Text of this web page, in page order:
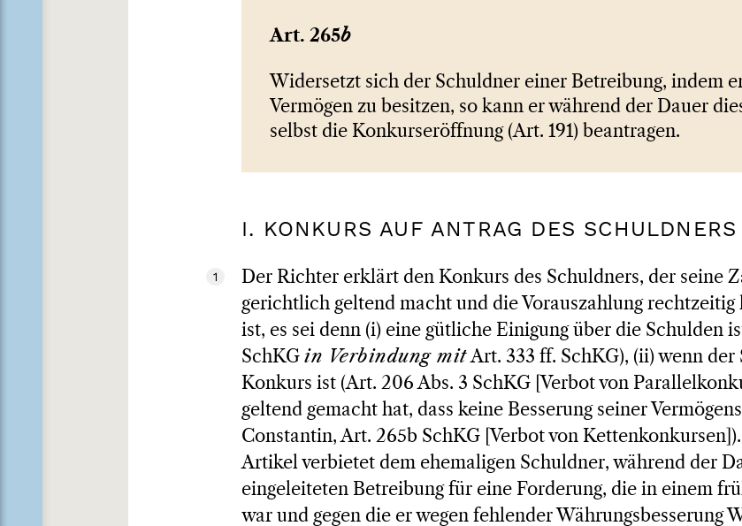
Art. 265b
Widersetzt sich der Schuldner einer Betreibung, indem
Vermögen zu besitzen, so kann er während der Dauer
selbst die Konkurseröffnung (Art. 191) beantragen.
I. KONKURS AUF ANTRAG DES SCHULDNERS
1
Der Richter erklärt den Konkurs des Schuldners, der seine
gerichtlich geltend macht und die Vorauszahlung
ist, es sei denn (i) eine gütliche Einigung über die Schulden
SchKG in Verbindung mitArt. 333 ff. SchKG), (ii) wenn
Konkurs ist (Art. 206 Abs. 3 SchKG [Verbot von
geltend gemacht hat, dass keine Besserung seiner
Constantin, Art. 265b SchKG [Verbot von
Artikel verbietet dem ehemaligen Schuldner, während der
eingeleiteten Betreibung für eine Forderung, die in einem
war und gegen die er wegen fehlender Währungsbesserung